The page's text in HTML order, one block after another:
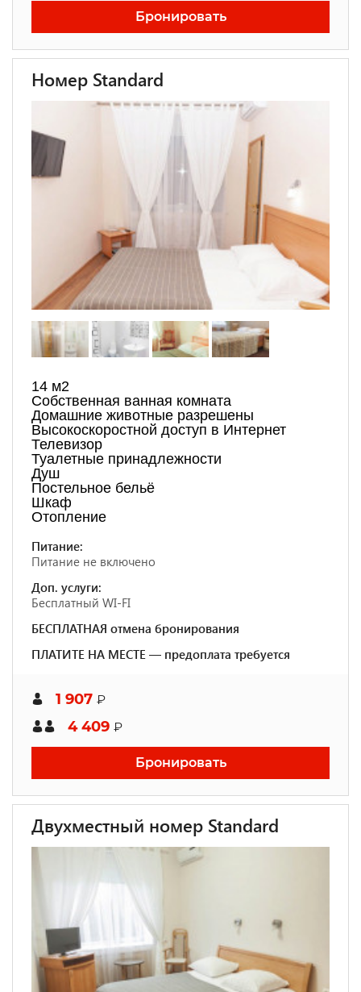
Бронировать
Номер Standard
14 м2
Собственная ванная комната
Домашние животные разрешены
Высокоскоростной доступ в Интернет
Телевизор
Туалетные принадлежности
Душ
Постельное бельё
Шкаф
Отопление
Питание:
Питание не включено
Доп. услуги:
Бесплатный WI-FI
БЕСПЛАТНАЯ отмена бронирования
ПЛАТИТЕ НА МЕСТЕ — предоплата требуется
1 907 ₽
4 409 ₽
Бронировать
Двухместный номер Standard